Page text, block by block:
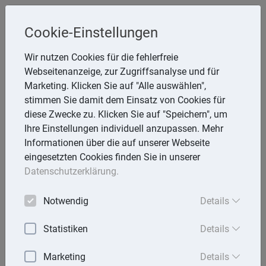
Melzer, StB
Storchsnest 6, 74535 Mainhardt
Telefon: 7903 7736
E-Mail:rathmann.melzer@t-online.de
Lexika
Volltext-Suche in den Lexika
Cookie-Einstellungen
Wir nutzen Cookies für die fehlerfreie
Webseitenanzeige, zur Zugriffsanalyse und für
Marketing. Klicken Sie auf "Alle auswählen",
stimmen Sie damit dem Einsatz von Cookies für
diese Zwecke zu. Klicken Sie auf "Speichern", um
Ihre Einstellungen individuell anzupassen. Mehr
Informationen über die auf unserer Webseite
eingesetzten Cookies finden Sie in unserer
Datenschutzerklärung.
Notwendig Details
Statistiken Details
Marketing Details